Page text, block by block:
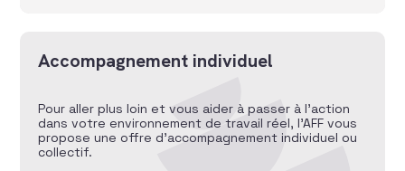
Accompagnement individuel
Pour aller plus loin et vous aider à passer à l’action
dans votre environnement de travail réel, l’AFF vous
propose une offre d’accompagnement individuel ou
collectif.